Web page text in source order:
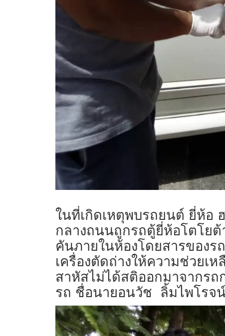
ในที่เกิดเหตุพบรถยนต์ ยี่ห้อ
กลางถนนถูกรถตู้ยี่ห้อโตโย
คันภายในห้องโดยสารของร
เครื่องตัดถ่างให้ความช่วย
สาหัสไม่ได้สติออกมาจากร
รถ ชื่อนายอนวัช ลิ้มไพโรจ